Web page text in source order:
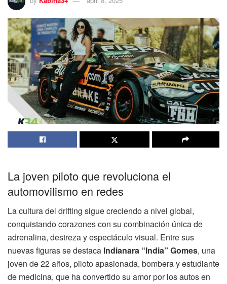
La joven piloto que revoluciona el
automovilismo en redes
La cultura del drifting sigue creciendo a nivel global,
conquistando corazones con su combinación única de
adrenalina, destreza y espectáculo visual. Entre sus
nuevas figuras se destaca Indianara “India” Gomes, una
joven de 22 años, piloto apasionada, bombera y estudiante
de medicina, que ha convertido su amor por los autos en